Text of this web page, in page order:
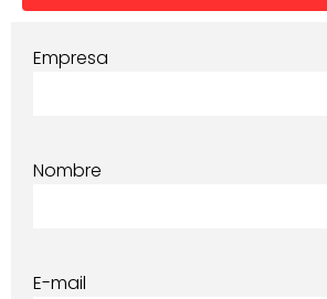
Empresa
Nombre
E-mail